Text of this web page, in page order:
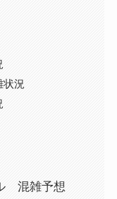
状況
混雑予想